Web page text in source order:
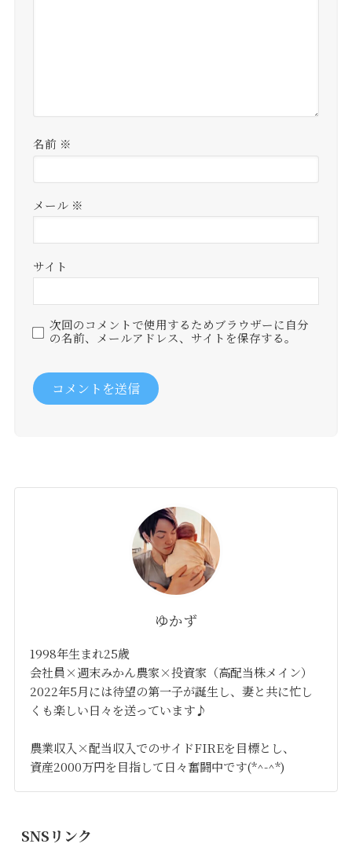
名前 ※
メール ※
サイト
次回のコメントで使用するためブラウザーに自分
の名前、メールアドレス、サイトを保存する。
ゆかず
1998年生まれ25歳
会社員×週末みかん農家×投資家（高配当株メイン）
2022年5月には待望の第一子が誕生し、妻と共に忙し
くも楽しい日々を送っています♪
農業収入×配当収入でのサイドFIREを目標とし、
資産2000万円を目指して日々奮闘中です(*^-^*)
SNSリンク